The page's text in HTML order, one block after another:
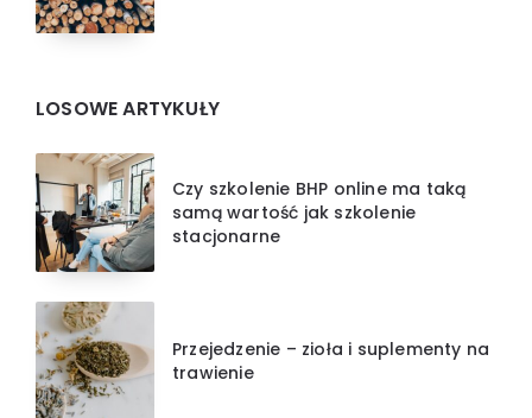
LOSOWE ARTYKUŁY
Czy szkolenie BHP online ma taką
samą wartość jak szkolenie
stacjonarne
Przejedzenie – zioła i suplementy na
trawienie